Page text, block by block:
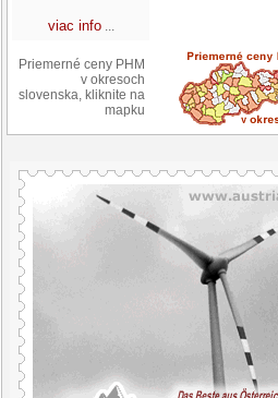
viac info...
Priemerné ceny PHM
v okresoch
slovenska, kliknite na
mapku